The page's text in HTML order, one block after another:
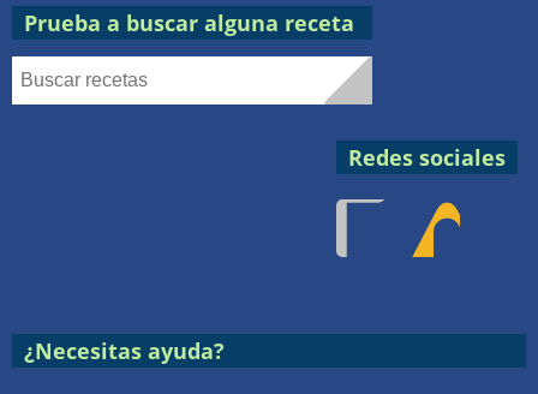
Prueba a buscar alguna receta
Redes sociales
Facebook
¿Necesitas ayuda?